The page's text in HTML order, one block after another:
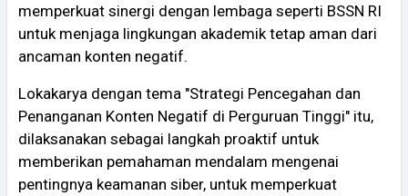
memperkuat sinergi dengan lembaga seperti BSSN RI
untuk menjaga lingkungan akademik tetap aman dari
ancaman konten negatif.
Lokakarya dengan tema "Strategi Pencegahan dan
Penanganan Konten Negatif di Perguruan Tinggi" itu,
dilaksanakan sebagai langkah proaktif untuk
memberikan pemahaman mendalam mengenai
pentingnya keamanan siber, untuk memperkuat